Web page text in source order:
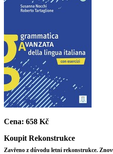
Cena: 658 Kč
Koupit Rekonstrukce
Zavřeno z důvodu letní rekonstrukce.